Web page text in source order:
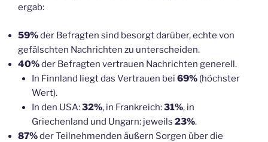
ergab:
59%der Befragten sind besorgt darüber, echte von
gefälschten Nachrichten zu unterscheiden.
40%der Befragten vertrauen Nachrichten generell.
In Finnland liegt das Vertrauen bei 69%(höchster
Wert).
In den USA:32%, in Frankreich:31%, in
Griechenland und Ungarn: jeweils 23%.
87%der Teilnehmenden äußern Sorgen über die